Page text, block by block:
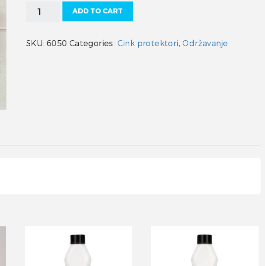
Cink
protektor
konus
35
ADD TO CART
SKU: 6050 Categories: Cink protektori,Održavanje